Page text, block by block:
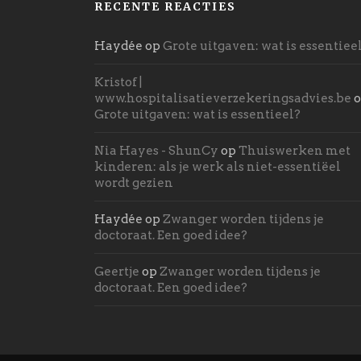
RECENTE REACTIES
Haydée op Grote uitgaven: wat is
Kristof |
www.hospitalisatieverzekeringsadvies.be
Grote uitgaven: wat is essentieel?
Nia Hayes - ShunCy op Thuiswerken met
kinderen: als je werk als niet-essentiëel
wordt gezien
Haydée op Zwanger worden tijdens je
doctoraat. Een goed idee?
Geertje op Zwanger worden tijdens je
doctoraat. Een goed idee?